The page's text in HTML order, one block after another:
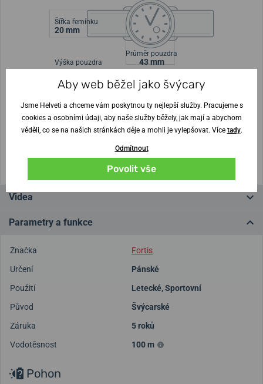
Šířka řemínku
20 mm
Výška pouzdra
Průměr pouzdra
43 mm
Vytisknout vzory velikostí
(U tisku nastavte Měřítko: Výchozí)
Videa
Parametry a funkce
Značka
Fortis
Určení
Pánské
Použití
Letecké,Sportovní
Původ
Švýcarské
Záruka
5 roků
Vodotěsnost
100 m
Pohon
Aby web běžel jako švýcary
Jsme Helveti a chceme vám poskytnou ty nejlepší služby. Pracujeme s
cookies a osobními údaji, aby naše služby běžely, jak mají a abychom
věděli, co se na našich stránkách děje a mohli je vylepšovat. Více tady.
Odmítnout
Povolit vše